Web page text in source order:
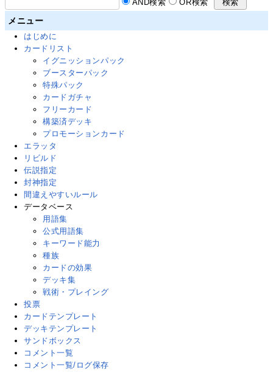
AND検索 OR検索
メニュー
はじめに
カードリスト
イグニッションパック
ブースターパック
特殊パック
カードガチャ
フリーカード
構築済デッキ
プロモーションカード
エラッタ
リビルド
伝説指定
封神指定
間違えやすいルール
データベース
用語集
公式用語集
キーワード能力
種族
カードの効果
デッキ集
戦術・プレイング
投票
カードテンプレート
デッキテンプレート
サンドボックス
コメント一覧
コメント一覧/ログ保存